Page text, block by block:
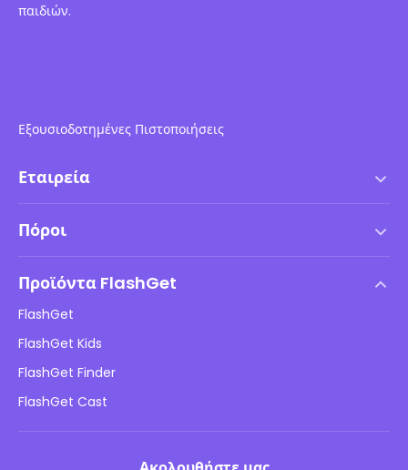
παιδιών.
Εξουσιοδοτημένες Πιστοποιήσεις
Εταιρεία
Πολιτική DMCA
Πολιτική απορρήτου
Πολιτικές διαφήμισης
Μην πουλάτε τις πληροφορίες μου
Πόροι
Ασφάλεια παιδιών σε σύνδεση
Λήψη
Προϊόντα FlashGet
FlashGet
FlashGet Kids
FlashGet Finder
FlashGet Cast